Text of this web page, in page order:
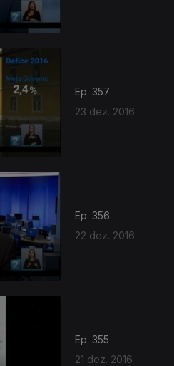
Ep. 357
23 dez. 2016
Ep. 356
22 dez. 2016
Ep. 355
21 dez. 2016